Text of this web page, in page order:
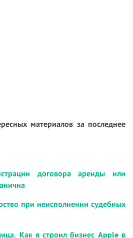
материалов за последнее
договора аренды или
при неисполнении судебных
Как я строил бизнес Apple в